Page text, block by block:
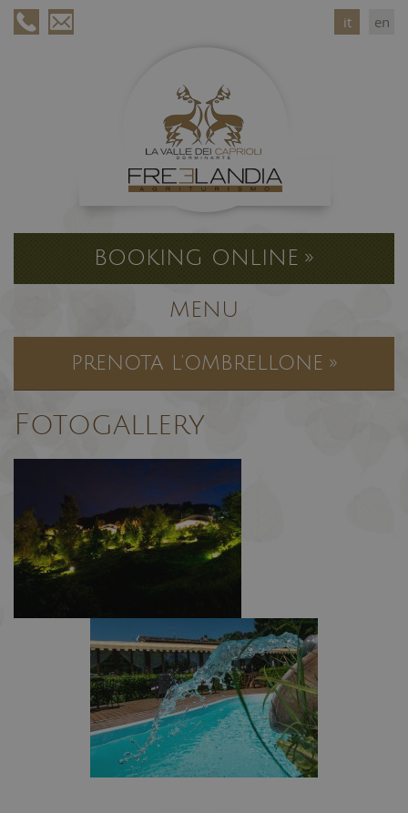
it en
BOOKING ONLINE »
MENU
PRENOTA L'OMBRELLONE »
Fotogallery